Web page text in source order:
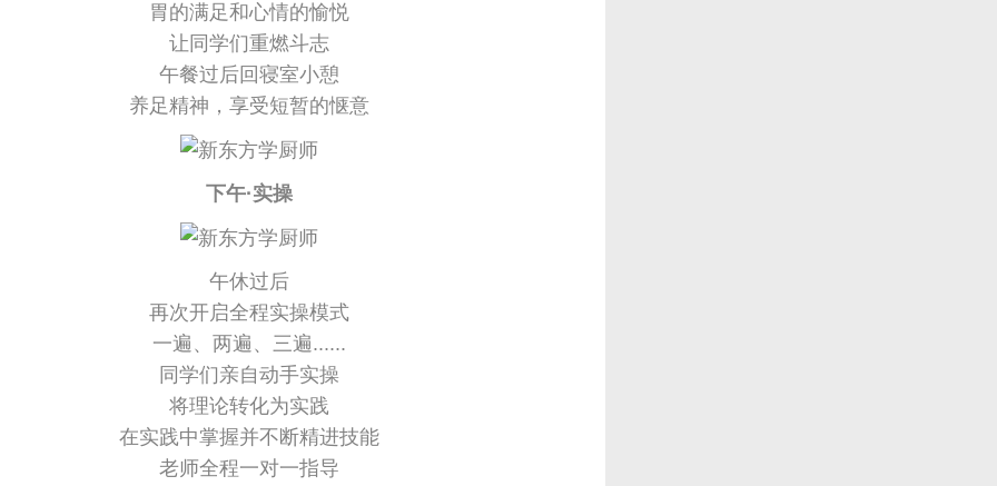
胃的满足和心情的愉悦
让同学们重燃斗志
午餐过后回寝室小憩
养足精神，享受短暂的惬意
下午·实操
午休过后
再次开启全程实操模式
一遍、两遍、三遍......
同学们亲自动手实操
将理论转化为实践
在实践中掌握并不断精进技能
老师全程一对一指导